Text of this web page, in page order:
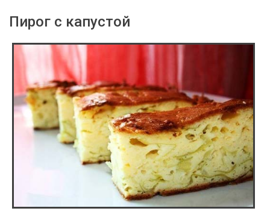
Пирог с капустой